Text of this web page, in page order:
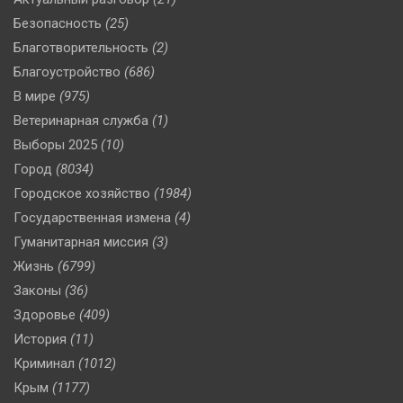
Безопасность (25)
Благотворительность (2)
Благоустройство (686)
В мире (975)
Ветеринарная служба (1)
Выборы 2025 (10)
Город (8034)
Городское хозяйство (1984)
Государственная измена (4)
Гуманитарная миссия (3)
Жизнь (6799)
Законы (36)
Здоровье (409)
История (11)
Криминал (1012)
Крым (1177)